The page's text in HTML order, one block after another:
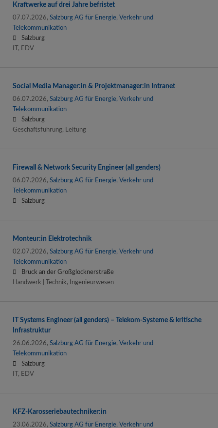
Kraftwerke auf drei Jahre befristet
07.07.2026, Salzburg AG für Energie, Verkehr und
Telekommunikation
Salzburg
IT, EDV
Social Media Manager:in & Projektmanager:in Intranet
06.07.2026, Salzburg AG für Energie, Verkehr und
Telekommunikation
Salzburg
Geschäftsführung, Leitung
Firewall & Network Security Engineer (all genders)
06.07.2026, Salzburg AG für Energie, Verkehr und
Telekommunikation
Salzburg
Monteur:in Elektrotechnik
02.07.2026, Salzburg AG für Energie, Verkehr und
Telekommunikation
Bruck an der Großglocknerstraße
Handwerk | Technik, Ingenieurwesen
IT Systems Engineer (all genders) – Telekom-Systeme & kritische
Infrastruktur
26.06.2026, Salzburg AG für Energie, Verkehr und
Telekommunikation
Salzburg
IT, EDV
KFZ-Karosseriebautechniker:in
23.06.2026, Salzburg AG für Energie, Verkehr und